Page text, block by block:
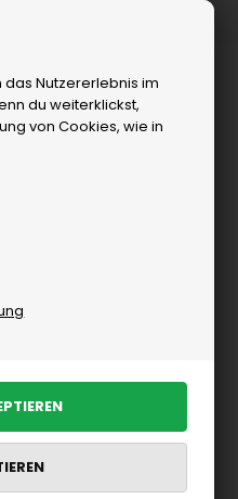
Nutzererlebnis im
du weiterklickst,
von Cookies, wie in
FILTERN